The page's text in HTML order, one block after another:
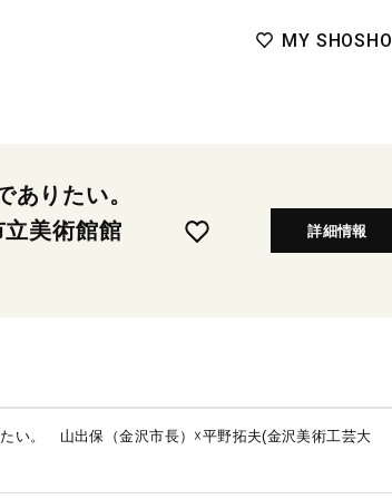
MY SHOSHO
ありたい。
美術館館
詳細情報
い。 山出保（金沢市長）☓平野拓夫(金沢美術工芸大